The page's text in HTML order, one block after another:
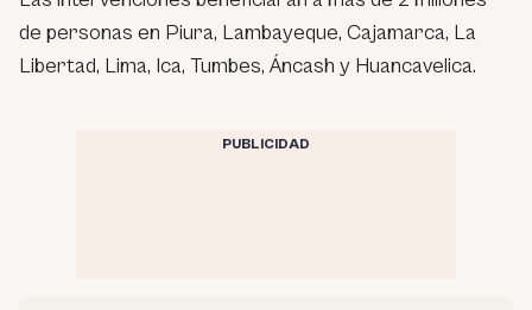
de personas en Piura, Lambayeque, Cajamarca, La
Libertad, Lima, Ica, Tumbes, Áncash y Huancavelica.
PUBLICIDAD